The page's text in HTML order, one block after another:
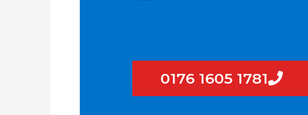
0176 1605 1781